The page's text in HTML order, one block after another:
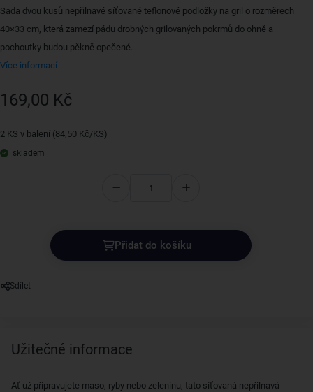
Sada dvou kusů nepřilnavé síťované teflonové podložky na gril o rozměrech
40×33 cm, která zamezí pádu drobných grilovaných pokrmů do ohně a
pochoutky budou pěkně opečené.
Více informací
169,00 Kč
2 KS v balení (84,50 Kč/KS)
skladem
Přidat do košíku
Sdílet
Užitečné informace
Ať už připravujete maso, ryby nebo zeleninu, tato síťovaná nepřilnavá